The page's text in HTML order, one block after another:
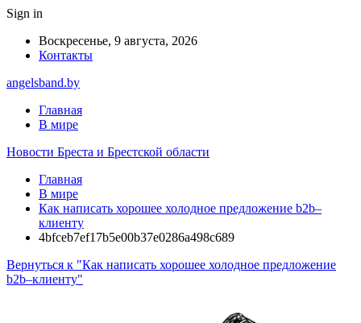
Sign in
Воскресенье, 9 августа, 2026
Контакты
angelsband.by
Главная
В мире
Новости Бреста и Брестской области
Главная
В мире
Как написать хорошее холодное предложение b2b–
клиенту
4bfceb7ef17b5e00b37e0286a498c689
Вернуться к "Как написать хорошее холодное предложение
b2b–клиенту"